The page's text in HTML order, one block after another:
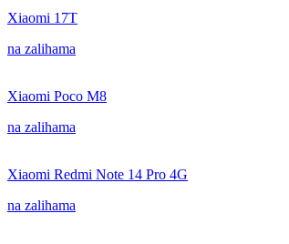
Xiaomi 17T
na zalihama
Xiaomi Poco M8
na zalihama
Xiaomi Redmi Note 14 Pro 4G
na zalihama